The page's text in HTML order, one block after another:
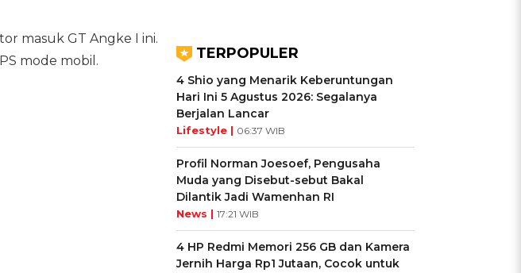
masuk GT Angke I ini.
mode mobil.
TERPOPULER
4 Shio yang Menarik Keberuntungan
Hari Ini 5 Agustus 2026: Segalanya
Berjalan Lancar
Lifestyle | 06:37 WIB
Profil Norman Joesoef, Pengusaha
Muda yang Disebut-sebut Bakal
Dilantik Jadi Wamenhan RI
News | 17:21 WIB
4 HP Redmi Memori 256 GB dan Kamera
Jernih Harga Rp1 Jutaan, Cocok untuk